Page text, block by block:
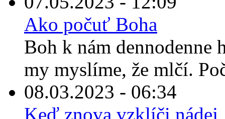
Ako počuť Boha
Boh k nám
my myslíme, že mlčí.
08.03.2023 - 06:34
Keď znova vzklíči nádej